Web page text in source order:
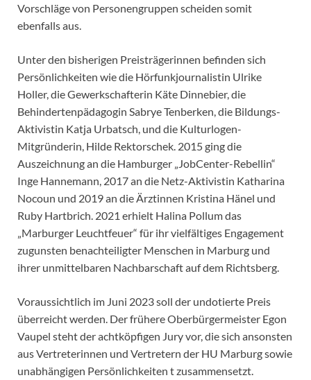
Vorschläge von Personengruppen scheiden somit
ebenfalls aus.
Unter den bisherigen Preisträgerinnen befinden sich
Persönlichkeiten wie die Hörfunkjournalistin Ulrike
Holler, die Gewerkschafterin Käte Dinnebier, die
Behindertenpädagogin Sabrye Tenberken, die Bildungs-
Aktivistin Katja Urbatsch, und die Kulturlogen-
Mitgründerin, Hilde Rektorschek. 2015 ging die
Auszeichnung an die Hamburger „JobCenter-Rebellin“
Inge Hannemann, 2017 an die Netz-Aktivistin Katharina
Nocoun und 2019 an die Ärztinnen Kristina Hänel und
Ruby Hartbrich. 2021 erhielt Halina Pollum das
„Marburger Leuchtfeuer“ für ihr vielfältiges Engagement
zugunsten benachteiligter Menschen in Marburg und
ihrer unmittelbaren Nachbarschaft auf dem Richtsberg.
Voraussichtlich im Juni 2023 soll der undotierte Preis
überreicht werden. Der frühere Oberbürgermeister Egon
Vaupel steht der achtköpfigen Jury vor, die sich ansonsten
aus Vertreterinnen und Vertretern der HU Marburg sowie
unabhängigen Persönlichkeiten t zusammensetzt.